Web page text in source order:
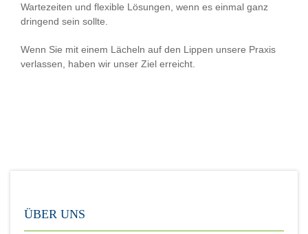
Wartezeiten und flexible Lösungen, wenn es einmal ganz
dringend sein sollte.
Wenn Sie mit einem Lächeln auf den Lippen unsere Praxis
verlassen, haben wir unser Ziel erreicht.
ÜBER UNS